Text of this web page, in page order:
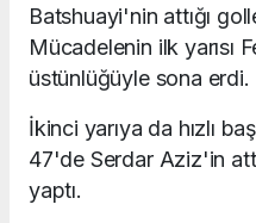
Batshuayi'nin attığı
Mücadelenin ilk yarısı
üstünlüğüyle sona erdi.
İkinci yarıya da hızlı
47'de Serdar Aziz'in
yaptı.